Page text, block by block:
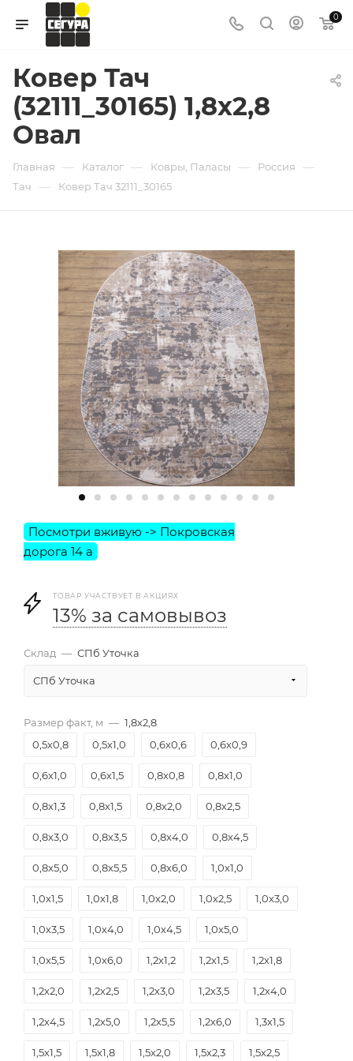
0
Ковер Тач
(32111_30165) 1,8х2,8
Овал
Главная — Каталог — Ковры, Паласы — Россия —
Тач — Ковер Тач 32111_30165
ТОВАР УЧАСТВУЕТ В АКЦИЯХ
13% за самовывоз
Склад — СПб Уточка
СПб Уточка
Размер факт, м — 1,8х2,8
0,5х0,8
0,5х1,0 0,6х0,6 0,6х0,9
0,6х1,0 0,6х1,5 0,8х0,8 0,8х1,0
0,8х1,3 0,8х1,5 0,8х2,0 0,8х2,5
0,8х3,0 0,8х3,5 0,8х4,0 0,8х4,5
0,8х5,0 0,8х5,5 0,8х6,0 1,0х1,0
1,0х1,5 1,0х1,8 1,0х2,0 1,0х2,5 1,0х3,0
1,0х3,5 1,0х4,0 1,0х4,5 1,0х5,0
1,0х5,5 1,0х6,0 1,2х1,2 1,2х1,5 1,2х1,8
1,2х2,0 1,2х2,5 1,2х3,0 1,2х3,5 1,2х4,0
1,2х4,5 1,2х5,0 1,2х5,5 1,2х6,0 1,3х1,5
1,5х1,5 1,5х1,8 1,5х2,0 1,5х2,3 1,5х2,5